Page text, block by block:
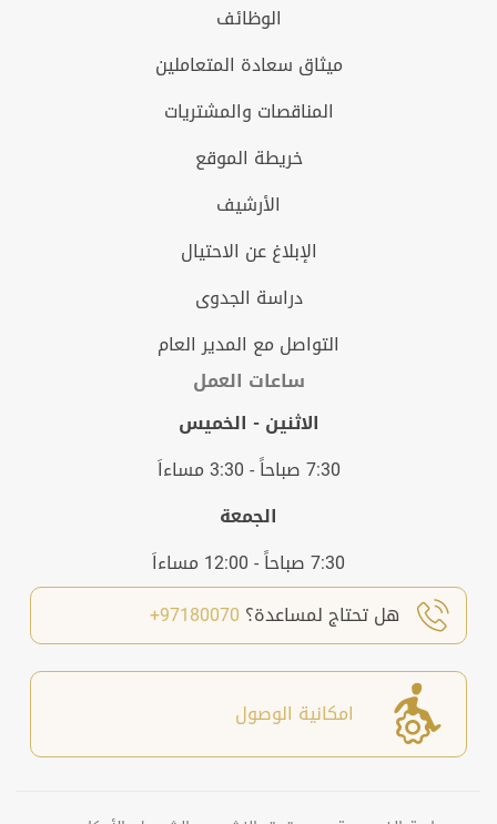
الوظائف
ميثاق سعادة المتعاملين
المناقصات والمشتريات
خريطة الموقع
الأرشيف
الإبلاغ عن الاحتيال
دراسة الجدوى
التواصل مع المدير العام
ساعات العمل
الاثنين - الخميس
7:30 صباحاً - 3:30 مساءاَ
الجمعة
7:30 صباحاً - 12:00 مساءاَ
هل تحتاج لمساعدة؟ 97180070+
امكانية الوصول